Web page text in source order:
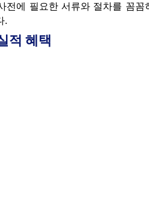
전에 필요한 서류와 절차를 꼼
.
적 혜택